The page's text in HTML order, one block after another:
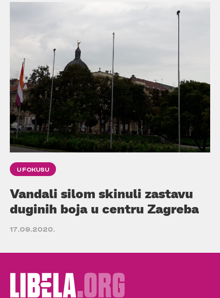
U FOKUSU
Vandali silom skinuli zastavu
duginih boja u centru Zagreba
17.09.2020.